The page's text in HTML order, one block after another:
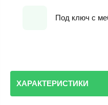
Под ключ с
ХАРАКТЕРИСТИКИ